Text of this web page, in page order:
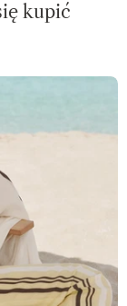
kupić